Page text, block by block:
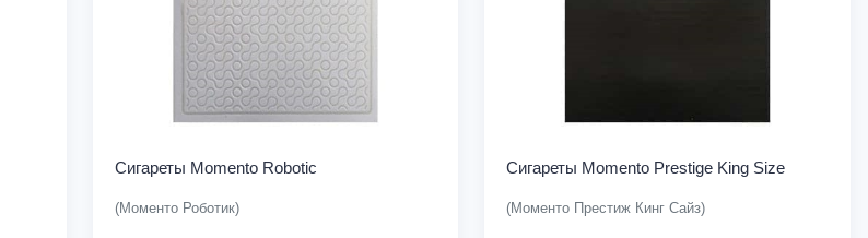
Сигареты Momento Robotic
(Моменто Роботик)
Сигареты Momento Prestige King Size
(Моменто Престиж Кинг Сайз)